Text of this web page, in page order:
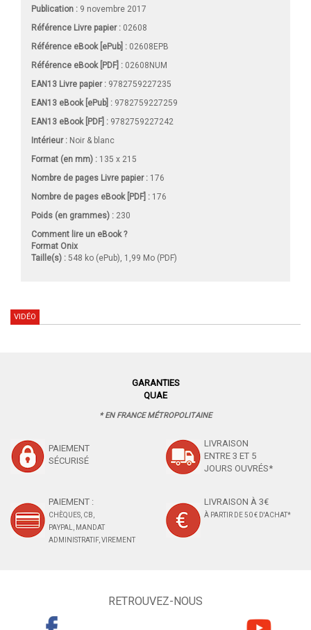
Publication : 9 novembre 2017
Référence Livre papier : 02608
Référence eBook [ePub] : 02608EPB
Référence eBook [PDF] : 02608NUM
EAN13 Livre papier : 9782759227235
EAN13 eBook [ePub] : 9782759227259
EAN13 eBook [PDF] : 9782759227242
Intérieur : Noir & blanc
Format (en mm) : 135 x 215
Nombre de pages Livre papier: 176
Nombre de pages eBook [PDF] : 176
Poids (en grammes) : 230
Comment lire un eBook ?
Format Onix
Taille(s) : 548 ko (ePub), 1,99 Mo (PDF)
VIDÉO
GARANTIES
QUAE
* EN FRANCE MÉTROPOLITAINE
PAIEMENT
SÉCURISÉ
LIVRAISON
ENTRE 3 ET 5
JOURS OUVRÉS*
PAIEMENT :
CHÈQUES, CB,
PAYPAL, MANDAT
ADMINISTRATIF, VIREMENT
LIVRAISON À 3€
À PARTIR DE 50 € D'ACHAT*
RETROUVEZ-NOUS